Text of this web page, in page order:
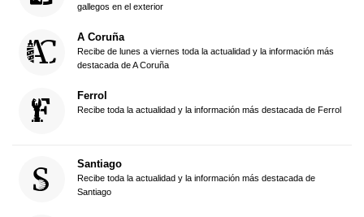
gallegos en el exterior
A Coruña
Recibe de lunes a viernes toda la actualidad y la información más
destacada de A Coruña
Ferrol
Recibe toda la actualidad y la información más destacada de Ferrol
Santiago
Recibe toda la actualidad y la información más destacada de
Santiago